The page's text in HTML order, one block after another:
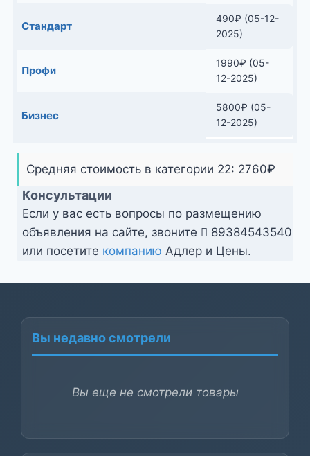
Стандарт
490₽ (05-12-
2025)
Профи
1990₽ (05-
12-2025)
Бизнес
5800₽ (05-
12-2025)
Средняя стоимость в категории 22: 2760₽
Консультации
Если у вас есть вопросы по размещению
объявления на сайте, звоните
89384543540
или посетите компанию Адлер и Цены.
Вы недавно смотрели
Вы еще не смотрели товары